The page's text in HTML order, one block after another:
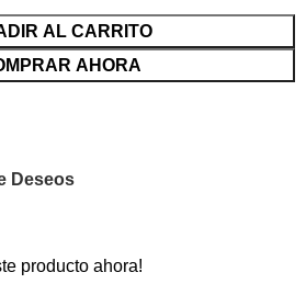
AL CARRITO
AHORA
Deseos
producto ahora!